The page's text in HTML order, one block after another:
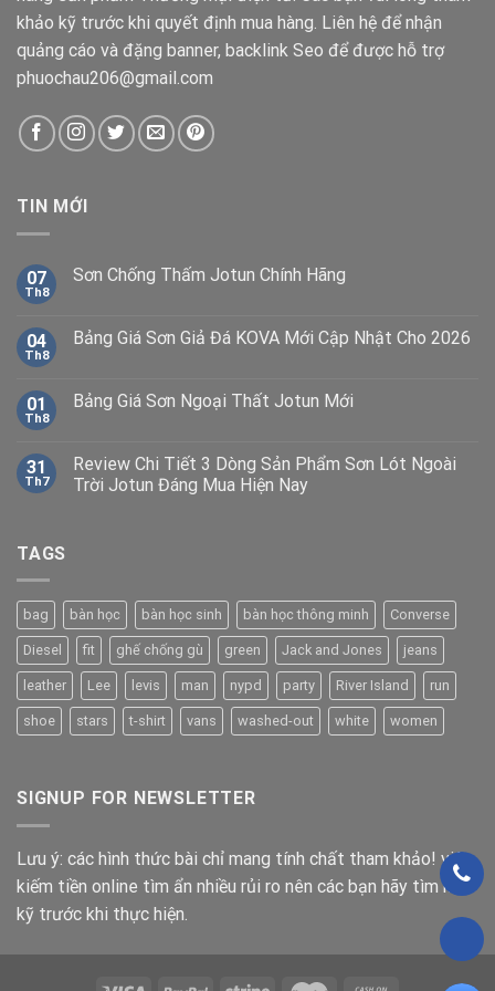
khảo kỹ trước khi quyết định mua hàng. Liên hệ để nhận
quảng cáo và đặng banner, backlink Seo để được hỗ trợ
phuochau206@gmail.com
TIN MỚI
07
Th8
Sơn Chống Thấm Jotun Chính Hãng
04
Th8
Bảng Giá Sơn Giả Đá KOVA Mới Cập Nhật Cho 2026
01
Th8
Bảng Giá Sơn Ngoại Thất Jotun Mới
31
Th7
Review Chi Tiết 3 Dòng Sản Phẩm Sơn Lót Ngoài
Trời Jotun Đáng Mua Hiện Nay
TAGS
bag bàn học bàn học sinh bàn học thông minh Converse
Diesel fit ghế chống gù green Jack and Jones jeans
leather Lee levis man nypd party River Island run
shoe stars t-shirt vans washed-out white women
SIGNUP FOR NEWSLETTER
Lưu ý: các hình thức bài chỉ mang tính chất tham khảo! việc
kiếm tiền online tìm ẩn nhiều rủi ro nên các bạn hãy tìm hiểu
kỹ trước khi thực hiện.